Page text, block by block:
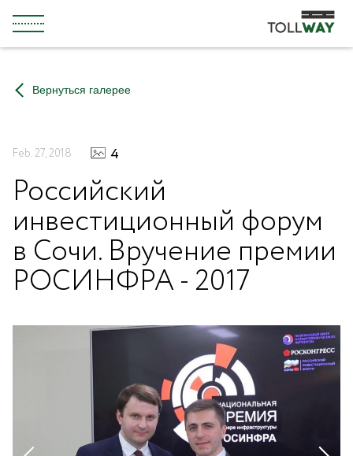
About us
Our mission
Care for nature
Career
Back
Development
Legislation
PPP
Investments
Back
Press room
Back
Вернуться галерее
Feb. 27, 2018 4
Российский
инвестиционный форум
в Сочи. Вручение премии
РОСИНФРА - 2017